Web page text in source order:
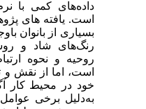
است. یافته های پژوهش
بسیاری از بانوان باوجود
رنگ‌های شاد و روشن در
روحیه و نحوه ارتباط آنها
است، اما از نقش و تاثیر
خود در محیط کار آگاهی
به‌دلیل برخی عوامل